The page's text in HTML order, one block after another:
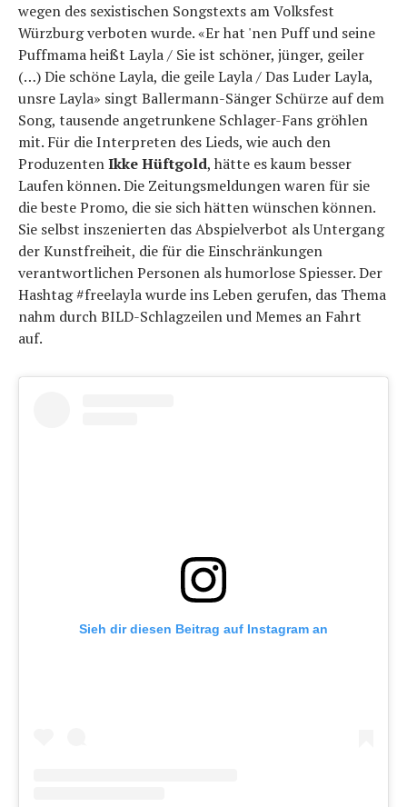
wegen des sexistischen Songstexts am Volksfest
Würzburg verboten wurde. «Er hat 'nen Puff und seine
Puffmama heißt Layla / Sie ist schöner, jünger, geiler
(…) Die schöne Layla, die geile Layla / Das Luder Layla,
unsre Layla» singt Ballermann-Sänger Schürze auf dem
Song, tausende angetrunkene Schlager-Fans gröhlen
mit. Für die Interpreten des Lieds, wie auch den
ProduzentenIkke Hüftgold, hätte es kaum besser
Laufen können. Die Zeitungsmeldungen waren für sie
die beste Promo, die sie sich hätten wünschen können.
Sie selbst inszenierten das Abspielverbot als Untergang
der Kunstfreiheit, die für die Einschränkungen
verantwortlichen Personen als humorlose Spiesser. Der
Hashtag #freelayla wurde ins Leben gerufen, das Thema
nahm durch BILD-Schlagzeilen und Memes an Fahrt
auf.
Sieh dir diesen Beitrag auf Instagram an